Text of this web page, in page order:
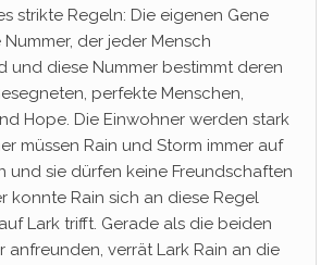
strikte Regeln: Die eigenen Gene
der jeder Mensch
und diese Nummer bestimmt deren
perfekte Menschen,
Hope. Die Einwohner werden stark
müssen Rain und Storm immer auf
und sie dürfen keine Freundschaften
konnte Rain sich an diese Regel
Lark trifft. Gerade als die beiden
anfreunden, verrät Lark Rain an die